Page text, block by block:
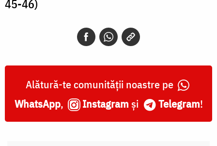
45-46)
Alătură-te comunității noastre pe
WhatsApp, Instagram și Telegram!